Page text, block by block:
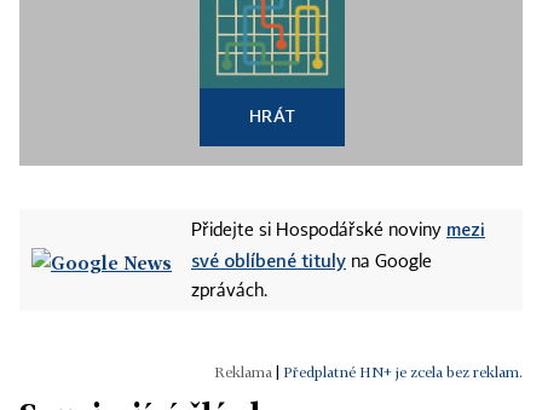
HRÁT
Přidejte si Hospodářské noviny mezi
své oblíbené tituly na Google
zprávách.
Předplatné HN+ je zcela bez reklam.